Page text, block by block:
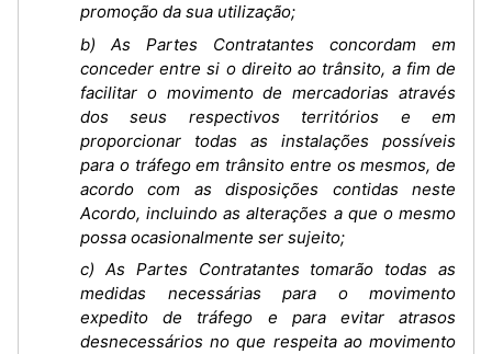
promoção da sua utilização;
b) As Partes Contratantes concordam em
conceder entre si o direito ao trânsito, a fim de
facilitar o movimento de mercadorias através
dos seus respectivos territórios e em
proporcionar todas as instalações possíveis
para o tráfego em trânsito entre os mesmos, de
acordo com as disposições contidas neste
Acordo, incluindo as alterações a que o mesmo
possa ocasionalmente ser sujeito;
c) As Partes Contratantes tomarão todas as
medidas necessárias para o movimento
expedito de tráfego e para evitar atrasos
desnecessários no que respeita ao movimento